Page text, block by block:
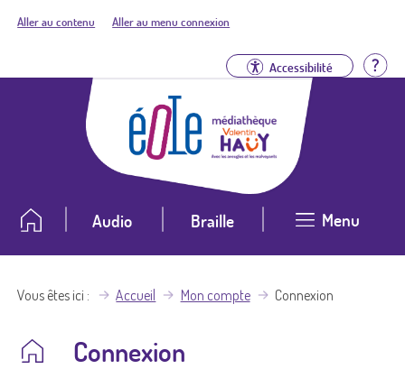
Aller au contenu Aller au menu connexion
Accessibilité
Audio Braille Menu
Vous êtes ici Accueil Mon compte Connexion
Connexion